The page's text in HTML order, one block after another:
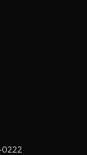
0222